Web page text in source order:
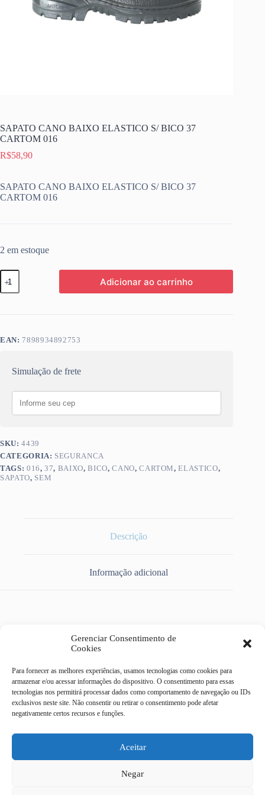
Gerenciar Consentimento de
Cookies
Para fornecer as melhores experiências, usamos tecnologias como cookies para
armazenar e/ou acessar informações do dispositivo. O consentimento para essas
tecnologias nos permitirá processar dados como comportamento de navegação ou IDs
exclusivos neste site. Não consentir ou retirar o consentimento pode afetar
negativamente certos recursos e funções.
Aceitar
Negar
SAPATO CANO BAIXO ELASTICO S/ BICO 37
CARTOM 016
R$58,90
SAPATO CANO BAIXO ELASTICO S/ BICO 37
CARTOM 016
2 em estoque
SAPATO
CANO
BAIXO
CARTOM
Adicionar ao carrinho
EAN: 7898934892753
Simulação de frete
SKU:4439
CATEGORIA: SEGURANCA
TAGS: 016,37, BAIXO,BICO,CANO,CARTOM,ELASTICO,
SAPATO, SEM
Descrição
Informação adicional
SAPATO CANO BAIXO ELASTICO SEM BICO 37 CARTOM
Casa do Eletricista Mix
centro - Campinas/SP